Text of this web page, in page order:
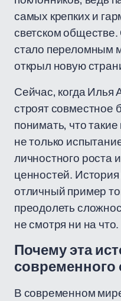
самых крепких и
светском
стало переломным
открыл новую
Сейчас, когда Илья
строят совместное
понимать, что
не только
личностного роста
ценностей.
отличный пример
преодолеть
не смотря ни на что.
Почему эта
современного
В современном